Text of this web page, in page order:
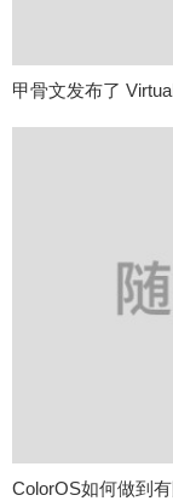
甲骨文发布了
ColorOS如何做到